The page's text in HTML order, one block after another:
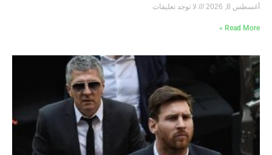
أغسطس 8, 2026 لا توجد تعليقات
Read More »